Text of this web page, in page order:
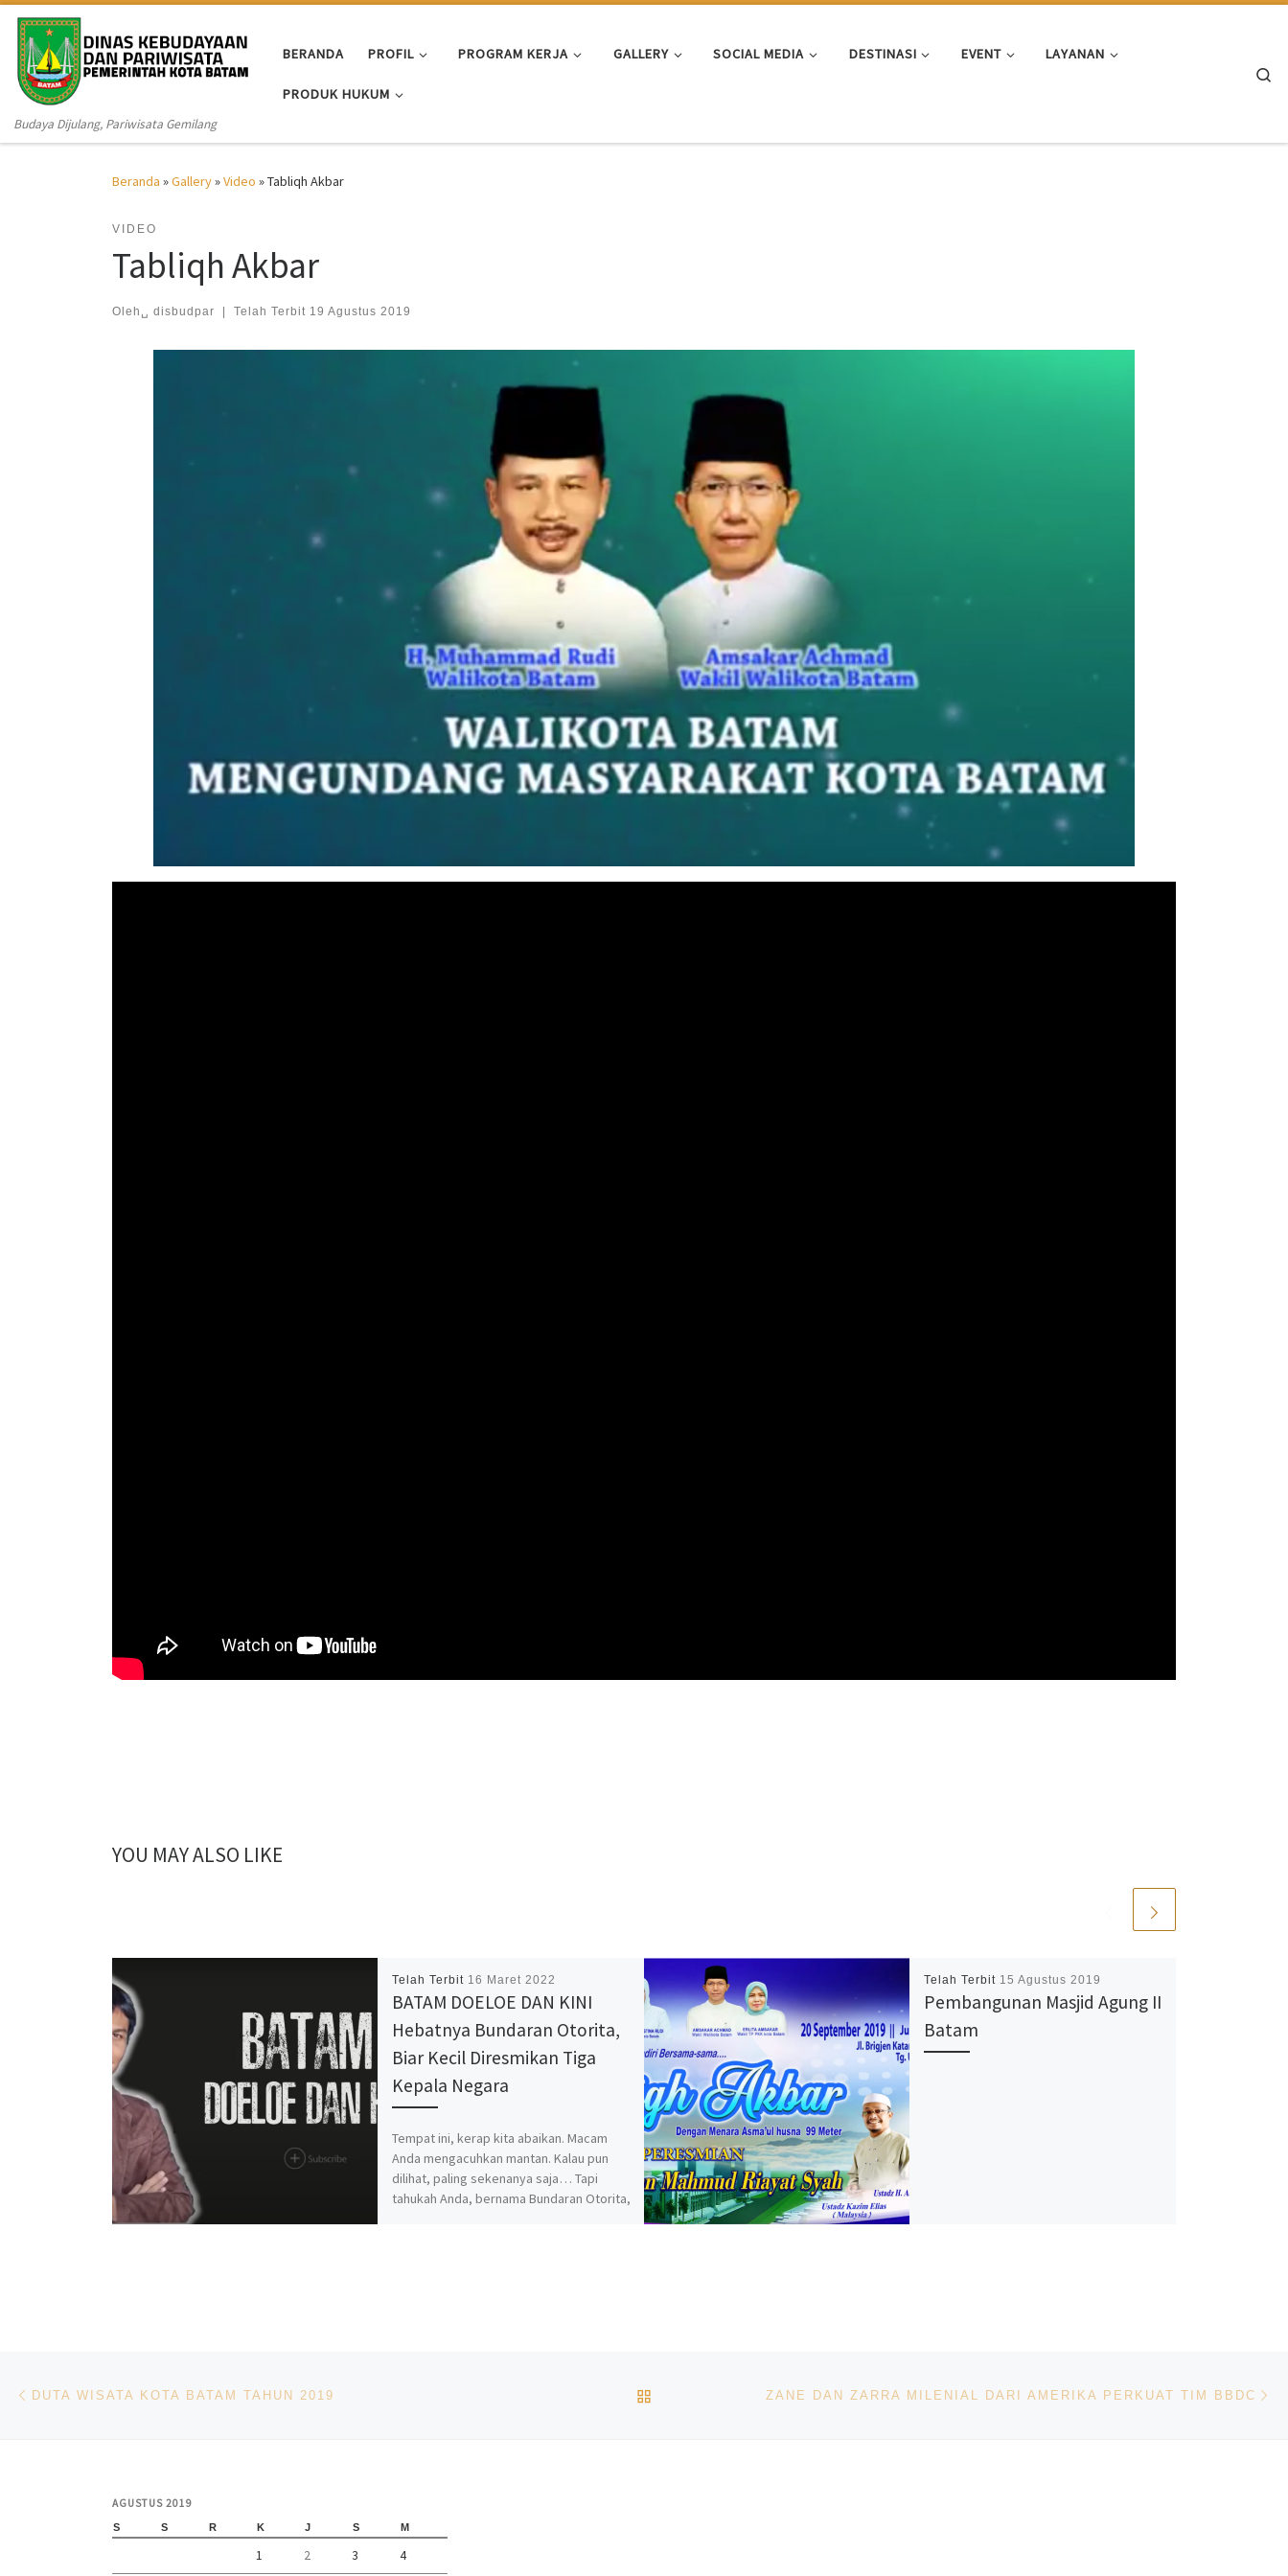
Skip to content
Budaya Dijulang, Pariwisata Gemilang
BERANDA PROFIL PROGRAM KERJA GALLERY SOCIAL MEDIA DESTINASI EVENT LAYANAN
PRODUK HUKUM
Beranda »Gallery»Video »Tabliqh Akbar
VIDEO
Tabliqh Akbar
Oleh␣ disbudpar Telah Terbit 19 Agustus 2019
YOU MAY ALSO LIKE
Telah Terbit 16 Maret 2022
BATAM DOELOE DAN KINI
Hebatnya Bundaran Otorita,
Biar Kecil Diresmikan Tiga
Kepala Negara
Tempat ini, kerap kita abaikan. Macam
Anda mengacuhkan mantan. Kalau pun
dilihat, paling sekenanya saja… Tapi
tahukah Anda, bernama Bundaran Otorita,
Telah Terbit 15 Agustus 2019
Pembangunan Masjid Agung II
Batam
Navigasi pos
DUTA WISATA KOTA BATAM TAHUN 2019 BACK TO POST LISTZANE DAN ZARRA MILENIAL DARI AMERIKA PERKUAT TIM BBDC
AGUSTUS 2019
S S R K J S M
1 2 3 4